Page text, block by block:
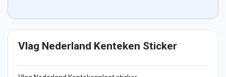
Vlag Nederland Kenteken Sticker